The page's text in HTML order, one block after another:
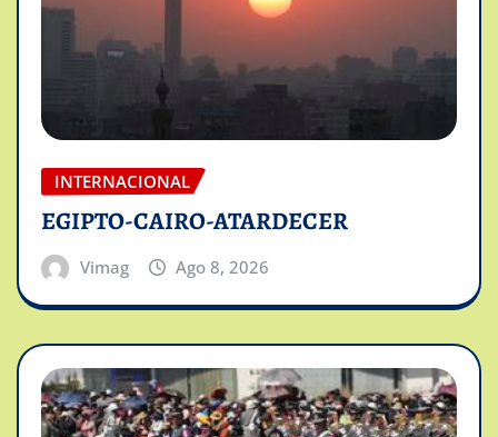
INTERNACIONAL
EGIPTO-CAIRO-ATARDECER
Vimag Ago 8, 2026